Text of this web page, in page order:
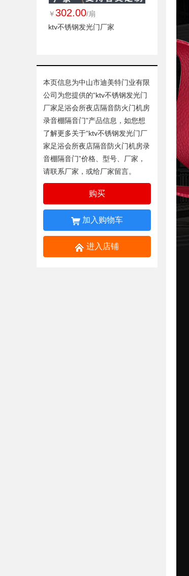
￥302.00/扇
ktv不锈钢发光门厂家
本页信息为中山市迪美特门业有限
公司为您提供的“ktv不锈钢发光门
厂家足浴会所夜店隔音防火门机房
录音棚隔音门”产品信息，如您想
了解更多关于“ktv不锈钢发光门厂
家足浴会所夜店隔音防火门机房录
音棚隔音门”价格、型号、厂家，
请联系厂家，或给厂家留言。
购买
加入购物车
进入店铺